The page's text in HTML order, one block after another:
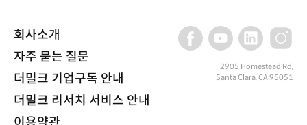
조건으로 각 기업의 소수 지분을 가져가겠다고 발표했다. 사실상 퀀텀
컴퓨팅을 국가전략자산으로 편입한 것이다.
회사소개
자주 묻는 질문
더밀크 기업구독 안내
더밀크 리서치 서비스 안내
2905 Homestead Rd,
Santa Clara, CA 95051